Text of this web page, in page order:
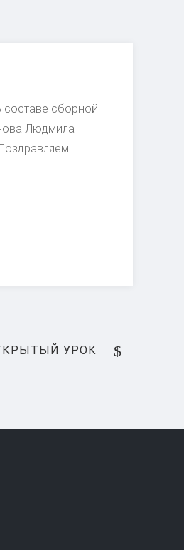
составе сборной
Людмила
УРОК